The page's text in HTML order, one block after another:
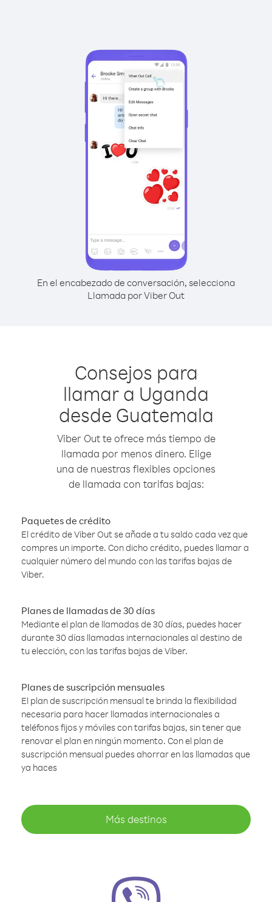
En el encabezado de conversación, selecciona
Llamada por Viber Out
Consejos para
llamar a Uganda
desde Guatemala
Viber Out te ofrece más tiempo de
llamada por menos dinero. Elige
una de nuestras flexibles opciones
de llamada con tarifas bajas:
Paquetes de crédito
El crédito de Viber Out se añade a tu saldo cada vez que
compres un importe. Con dicho crédito, puedes llamar a
cualquier número del mundo con las tarifas bajas de
Viber.
Planes de llamadas de 30 días
Mediante el plan de llamadas de 30 días, puedes hacer
durante 30 días llamadas internacionales al destino de
tu elección, con las tarifas bajas de Viber.
Planes de suscripción mensuales
El plan de suscripción mensual te brinda la flexibilidad
necesaria para hacer llamadas internacionales a
teléfonos fijos y móviles con tarifas bajas, sin tener que
renovar el plan en ningún momento. Con el plan de
suscripción mensual puedes ahorrar en las llamadas que
ya haces
Más destinos